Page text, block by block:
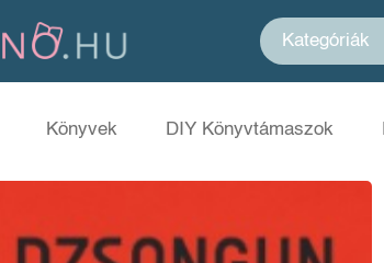
Kategóriák
Könyvek DIY Könyvtámaszok